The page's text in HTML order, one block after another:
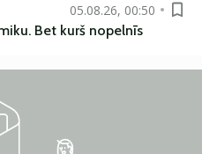
05.08.26, 00:50
Bet kurš nopelnīs